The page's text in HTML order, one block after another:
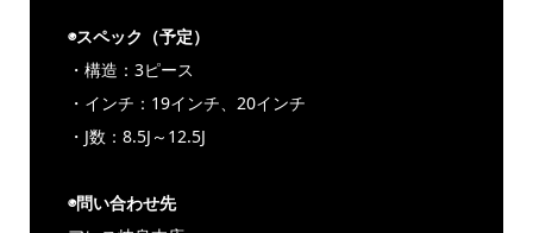
◉スペック（予定）
・構造：3ピース
・インチ：19インチ、20インチ
・J数：8.5J～12.5J
◉問い合わせ先